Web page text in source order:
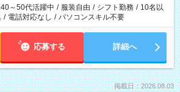
40～50代活躍中 / 服装自由 / シフト勤務 / 10名以
/ 電話対応なし / パソコンスキル不要
応募する 詳細へ
掲載日：2026.08.03